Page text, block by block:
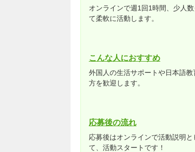
オンラインで週1回1時間、少人
て柔軟に活動します。
こんな人におすすめ
外国人の生活サポートや日本語
方を歓迎します。
応募後の流れ
応募後はオンラインで活動説明
て、活動スタートです！